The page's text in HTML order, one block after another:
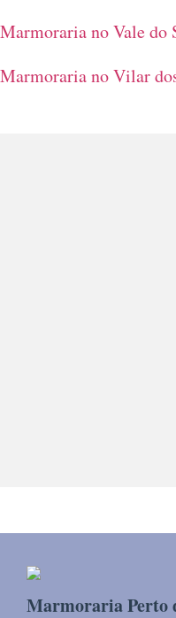
Marmoraria no Vale do
Marmoraria no Vilar
Marmoraria Perto